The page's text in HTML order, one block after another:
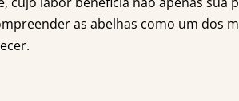
as abelhas como um dos